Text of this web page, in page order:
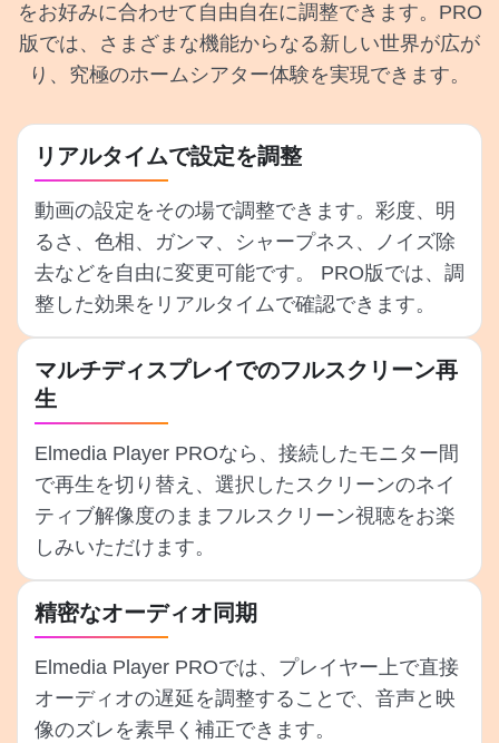
をお好みに合わせて自由自在に調整できます。PRO
版では、さまざまな機能からなる新しい世界が広が
り、究極のホームシアター体験を実現できます。
リアルタイムで設定を調整
動画の設定をその場で調整できます。彩度、明
るさ、色相、ガンマ、シャープネス、ノイズ除
去などを自由に変更可能です。 PRO版では、調
整した効果をリアルタイムで確認できます。
マルチディスプレイでのフルスクリーン再
生
Elmedia Player PROなら、接続したモニター間
で再生を切り替え、選択したスクリーンのネイ
ティブ解像度のままフルスクリーン視聴をお楽
しみいただけます。
精密なオーディオ同期
Elmedia Player PROでは、プレイヤー上で直接
オーディオの遅延を調整することで、音声と映
像のズレを素早く補正できます。